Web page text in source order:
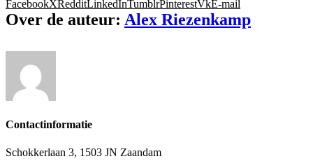
FacebookXRedditLinkedInTumblrPinterestVkE-mail
Over de auteur: Alex Riezenkamp
Contactinformatie
Schokkerlaan 3, 1503 JN Zaandam